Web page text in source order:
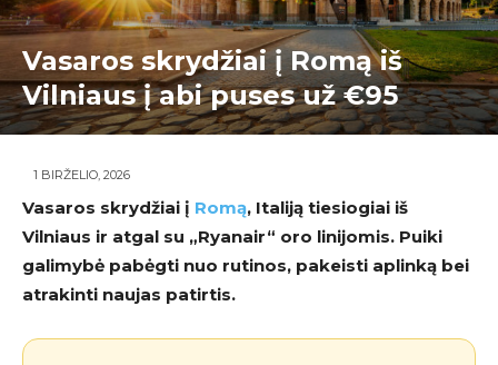
Vasaros skrydžiai į Romą iš
Vilniaus į abi puses už €95
1 BIRŽELIO, 2026
Vasaros skrydžiai į Romą, Italiją tiesiogiai iš
Vilniaus ir atgal su „Ryanair“ oro linijomis. Puiki
galimybė pabėgti nuo rutinos, pakeisti aplinką bei
atrakinti naujas patirtis.